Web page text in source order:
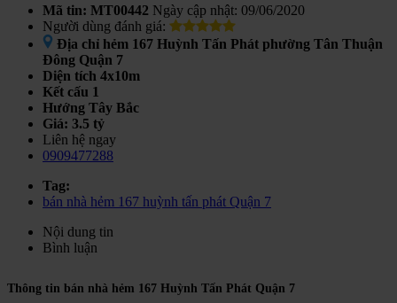
Mã tin: MT00442 Ngày cập nhật: 09/06/2020
Người dùng đánh giá:
Địa chỉ hẻm 167 Huỳnh Tấn Phát phường Tân Thuận
Đông Quận 7
Diện tích 4x10m
Kết cấu 1
Hướng Tây Bắc
Giá: 3.5 tỷ
Liên hệ ngay
0909477288
Tag:
bán nhà hẻm 167 huỳnh tấn phát Quận 7
Nội dung tin
Bình luận
Thông tin bán nhà hẻm 167 Huỳnh Tấn Phát Quận 7